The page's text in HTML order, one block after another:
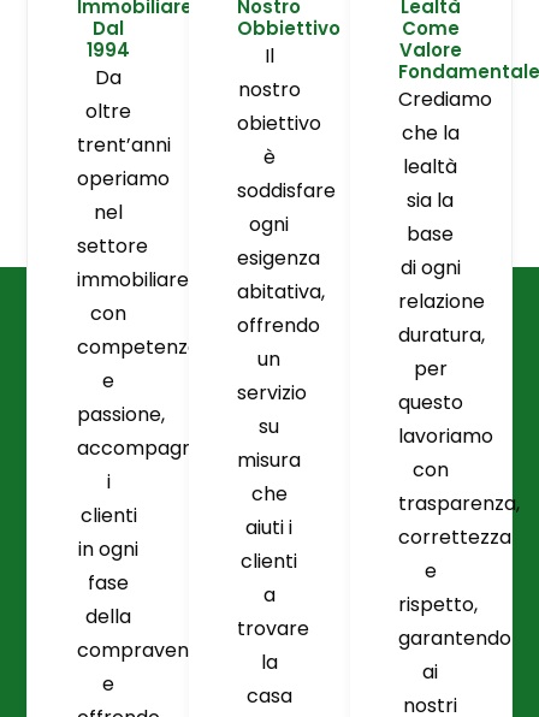
Immobiliare
Dal
1994
Da
oltre
trent’anni
operiamo
nel
settore
immobiliare
con
competenza
e
passione,
accompagnando
i
clienti
in ogni
fase
della
compravendita
e
Nostro
Obbiettivo
Il
nostro
obiettivo
è
soddisfare
ogni
esigenza
abitativa,
offrendo
un
servizio
su
misura
che
aiuti i
clienti
a
trovare
la
casa
Lealtà
Come
Valore
Fondamentale
Crediamo
che la
lealtà
sia la
base
di ogni
relazione
duratura,
per
questo
lavoriamo
con
trasparenza,
correttezza
e
rispetto,
garantendo
ai
nostri